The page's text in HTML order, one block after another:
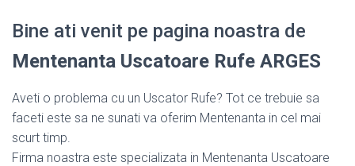
Bine ati venit pe pagina noastra de
Mentenanta Uscatoare Rufe ARGES
Aveti o problema cu un Uscator Rufe? Tot ce trebuie sa
faceti este sa ne sunati va oferim Mentenanta in cel mai
scurt timp.
Firma noastra este specializata in Mentenanta Uscatoare